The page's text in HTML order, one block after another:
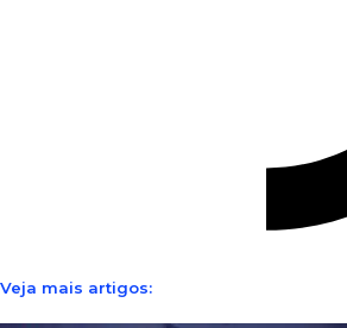
Veja mais artigos: